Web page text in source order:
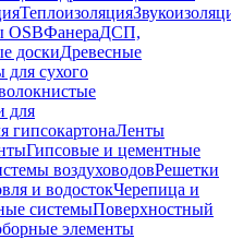
Теплоизоляция
OSBФанераДСП,
доскиДревесные
сухого
для
гипсокартонаЛенты
Гипсовые и цементные
воздуховодовРешетки
и водостокЧерепица и
системыПоверхностный
элементы